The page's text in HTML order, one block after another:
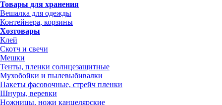
Товары для хранения
Вешалка для одежды
Контейнера, корзины
Хозтовары
Клей
Скотч и свечи
Мешки
Тенты, пленки солнцезащитные
Мухобойки и пылевыбивалки
Пакеты фасовочные, стрейч пленки
Шнуры, веревки
Ножницы, ножи канцелярские